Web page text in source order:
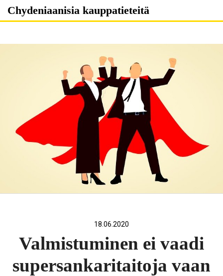
Skip
Chydeniaanisia kauppatieteitä
18.06.2020
Valmistuminen ei vaadi
supersankaritaitoja vaan